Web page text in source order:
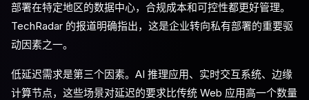
部署在特定地区的数据中心，合规成本和可控性都更好管理。
TechRadar 的报道明确指出，这是企业转向私有部署的重要驱
动因素之一。
低延迟需求是第三个因素。AI 推理应用、实时交互系统、边缘
计算节点，这些场景对延迟的要求比传统 Web 应用高一个数量